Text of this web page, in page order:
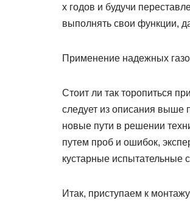
х годов и будучи
выполнять свои функции,
Применение надежных
Стоит ли так торопиться
следует из описания выше
новые пути в решении
путем проб и ошибок,
кустарные испытательные
Итак, приступаем к